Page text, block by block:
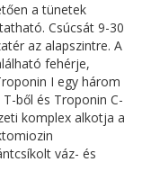
a tünetek
Csúcsát 9-30
az alapszintre. A
fehérje,
I egy három
ből és Troponin C-
komplex alkotja a
váz- és